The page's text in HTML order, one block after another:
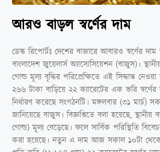
আরও বাড়ল স্বর্ণের দাম
ডেস্ক রিপোর্টঃ দেশের বাজারে আবারও স্বর্ণের
বাংলাদেশ জুয়েলার্স অ্যাসোসিয়েশন (বাজুস)।
গোল্ড মূল্য বৃদ্ধির পরিপ্রেক্ষিতে এই সিদ্ধান্ত
২৬৬ টাকা বাড়িয়ে ২২ ক্যারেটের এক ভরি
নির্ধারণ করেছে সংগঠনটি। মঙ্গলবার (৩১ মার্চ)
জানিয়েছে বাজুস। বিজ্ঞপ্তিতে বলা হয়েছে, স্থানীয়
গোল্ড) মূল্য বেড়েছে। ফলে সার্বিক পরিস্থিতি
করা হয়েছে। নতুন এ দাম আজ সকাল ১০টা